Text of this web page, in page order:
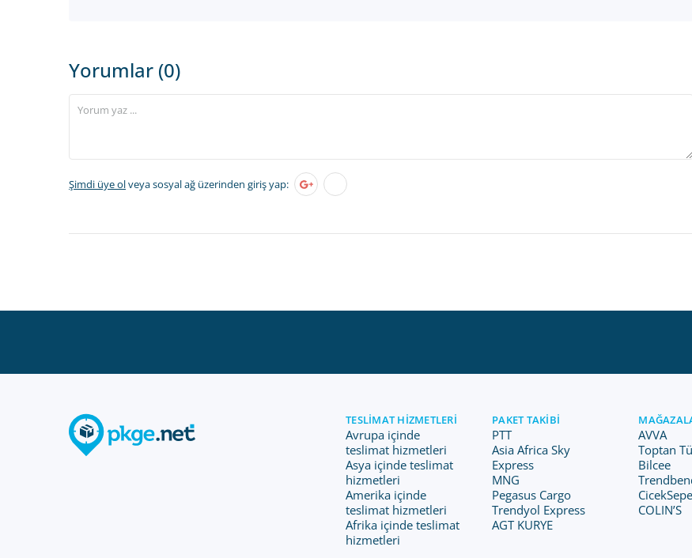
Yorumlar (0)
Şimdi üye olveya sosyal ağ üzerinden giriş yap:
TESLIMAT HIZMETLERI
Avrupa içinde
teslimat hizmetleri
Asya içinde teslimat
hizmetleri
Amerika içinde
teslimat hizmetleri
Afrika içinde teslimat
hizmetleri
PAKET TAKIBI
PTT
Asia Africa Sky
Express
MNG
Pegasus Cargo
Trendyol Express
AGT KURYE
AVVA
Toptan
Bilcee
COLIN’S